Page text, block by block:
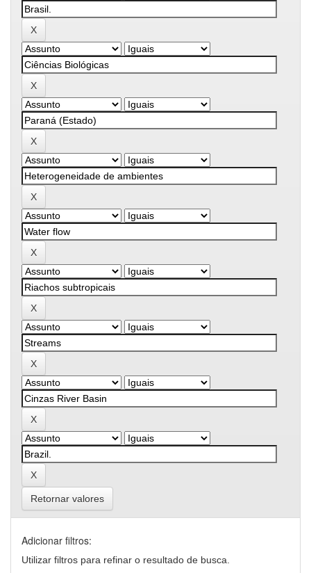
Retornar valores
Adicionar filtros:
Utilizar filtros para refinar o resultado de busca.